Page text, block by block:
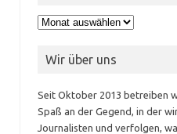
Archiv
Wir über uns
Seit Oktober 2013 betreiben
Spaß an der Gegend, in der
Journalisten und verfolgen,